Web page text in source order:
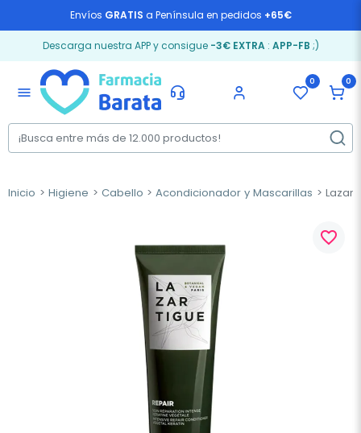
Envíos GRATIS a Península en pedidos +65€
Descarga nuestra APP y consigue -3€ EXTRA: APP-FB ;)
menu
0 0
Inicio Higiene Cabello Acondicionador y Mascarillas
favorite_border